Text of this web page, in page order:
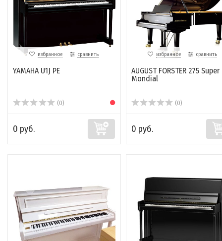
избранное сравнить
YAMAHA U1J PE
(0)
0 руб.
избранное сравнить
AUGUST FORSTER 275 Super
Mondial
(0)
0 руб.